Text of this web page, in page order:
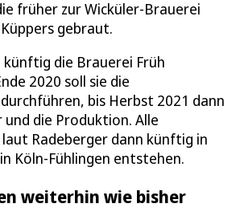
früher zur Wicküler-Brauerei
gebraut.
künftig die Brauerei Früh
2020 soll sie die
bis Herbst 2021 dann
und die Produktion. Alle
Radeberger dann künftig in
Köln-Fühlingen entstehen.
weiterhin wie bisher